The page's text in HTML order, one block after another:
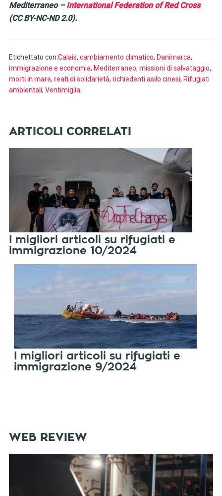
Mediterraneo –International Federation of Red Cross
(CC BY-NC-ND 2.0).
Etichettato con:Calais, cambiamento climatico, Danimarca,
immigrazione e economia, Mediterraneo, missioni di salvataggio,
morti in mare, reati di solidarietà, richiedenti asilo cinesi, Rifugiati
ambientali, Ventimiglia
I migliori articoli su rifugiati e
immigrazione 10/2024
I migliori articoli su rifugiati e
immigrazione 9/2024
WEB REVIEW